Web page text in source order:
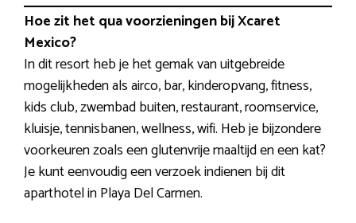
Hoe zit het qua voorzieningen bij Xcaret
Mexico?
In dit resort heb je het gemak van uitgebreide
mogelijkheden als airco, bar, kinderopvang, fitness,
kids club, zwembad buiten, restaurant, roomservice,
kluisje, tennisbanen, wellness, wifi. Heb je bijzondere
voorkeuren zoals een glutenvrije maaltijd en een kat?
Je kunt eenvoudig een verzoek indienen bij dit
aparthotel in Playa Del Carmen.